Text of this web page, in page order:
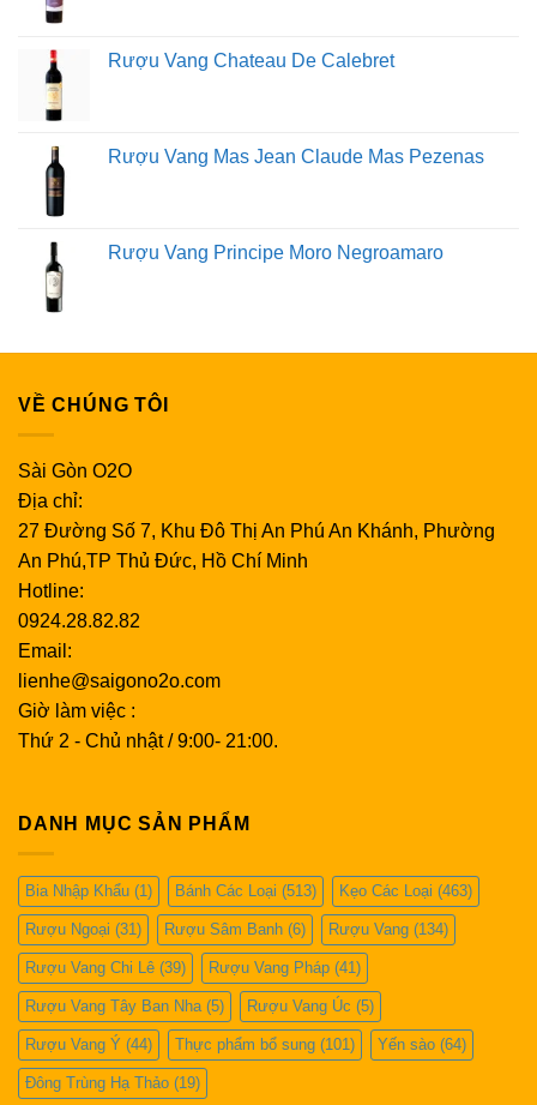
Rượu Vang Chateau De Calebret
Rượu Vang Mas Jean Claude Mas Pezenas
Rượu Vang Principe Moro Negroamaro
VỀ CHÚNG TÔI
Sài Gòn O2O
Địa chỉ:
27 Đường Số 7, Khu Đô Thị An Phú An Khánh, Phường
An Phú,TP Thủ Đức, Hồ Chí Minh
Hotline:
0924.28.82.82
Email:
lienhe@saigono2o.com
Giờ làm việc :
Thứ 2 - Chủ nhật / 9:00- 21:00.
DANH MỤC SẢN PHẨM
Bia Nhập Khẩu (1) Bánh Các Loại (513) Kẹo Các Loại (463)
Rượu Ngoại (31) Rượu Sâm Banh (6) Rượu Vang (134)
Rượu Vang Chi Lê (39) Rượu Vang Pháp (41)
Rượu Vang Tây Ban Nha (5) Rượu Vang Úc (5)
Rượu Vang Ý (44) Thực phẩm bổ sung (101) Yến sào (64)
Đông Trùng Hạ Thảo (19)